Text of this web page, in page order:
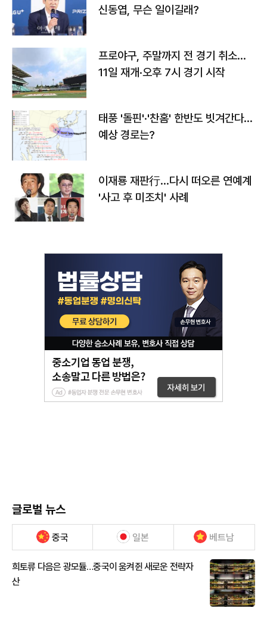
신동엽, 무슨 일이길래?
프로야구, 주말까지 전 경기 취소…
11일 재개·오후 7시 경기 시작
태풍 '돌핀'·'찬홈' 한반도 빗겨간다…
예상 경로는?
이재룡 재판行…다시 떠오른 연예계
'사고 후 미조치' 사례
글로벌 뉴스
중국 일본 베트남
희토류 다음은 광모듈…중국이 움켜쥔 새로운 전략자
산